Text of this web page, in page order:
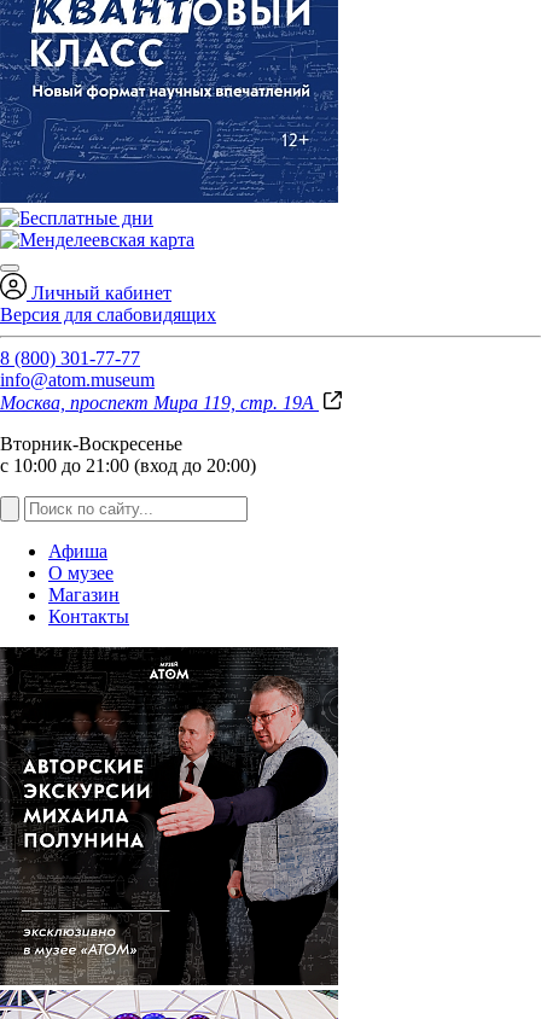
Личный кабинет
Версия для слабовидящих
8 (800) 301-77-77
info@atom.museum
Москва, проспект Мира 119, стр. 19А
Вторник-Воскресенье
с 10:00 до 21:00 (вход до 20:00)
Афиша
О музее
Магазин
Контакты